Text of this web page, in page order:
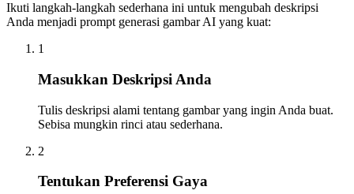
Ikuti langkah-langkah sederhana ini untuk mengubah deskripsi
Anda menjadi prompt generasi gambar AI yang kuat:
1
Masukkan Deskripsi Anda
Tulis deskripsi alami tentang gambar yang ingin Anda buat.
Sebisa mungkin rinci atau sederhana.
2
Tentukan Preferensi Gaya